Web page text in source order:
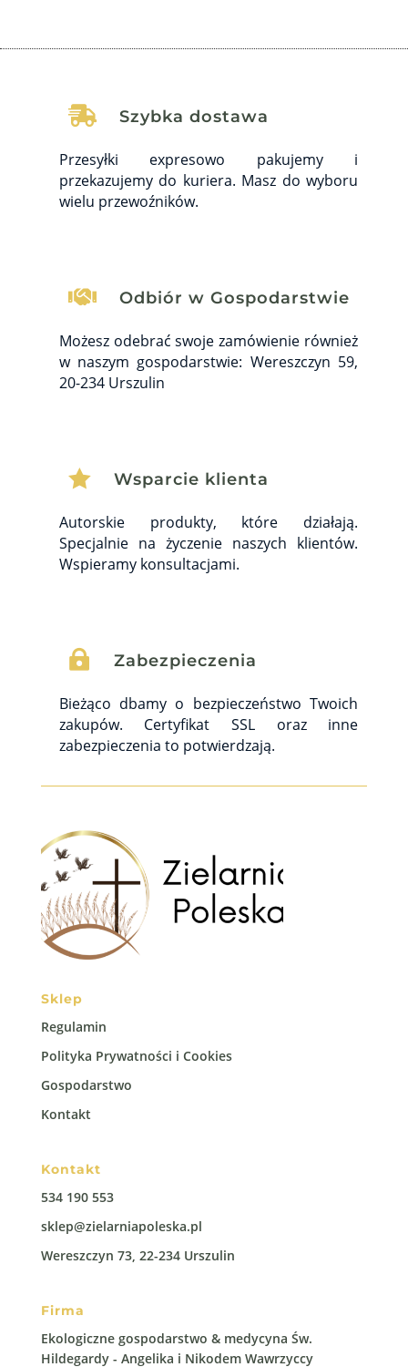
 Szybka dostawa
Przesyłki expresowo pakujemy i
przekazujemy do kuriera. Masz do wyboru
wielu przewoźników.
 Odbiór w Gospodarstwie
Możesz odebrać swoje zamówienie również
w naszym gospodarstwie: Wereszczyn 59,
20-234 Urszulin
 Wsparcie klienta
Autorskie produkty, które działają.
Specjalnie na życzenie naszych klientów.
Wspieramy konsultacjami.
 Zabezpieczenia
Bieżąco dbamy o bezpieczeństwo Twoich
zakupów. Certyfikat SSL oraz inne
zabezpieczenia to potwierdzają.
Sklep
Regulamin
Polityka Prywatności i Cookies
Gospodarstwo
Kontakt
Kontakt
534 190 553
sklep@zielarniapoleska.pl
Wereszczyn 73, 22-234 Urszulin
Firma
Ekologiczne gospodarstwo & medycyna Św.
Hildegardy - Angelika i Nikodem Wawrzyccy